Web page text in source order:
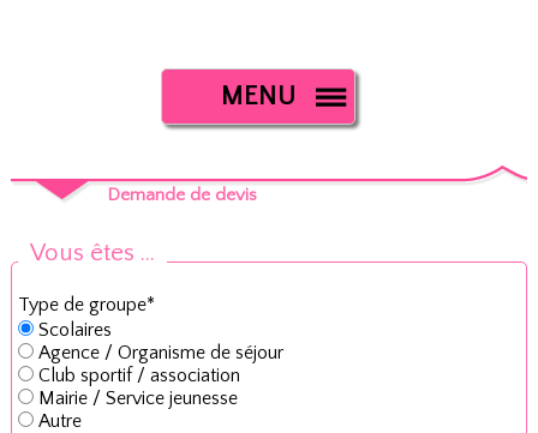
MENU
Demande de devis
Vous êtes ...
Type de groupe*
Scolaires
Agence / Organisme de séjour
Club sportif / association
Mairie / Service jeunesse
Autre